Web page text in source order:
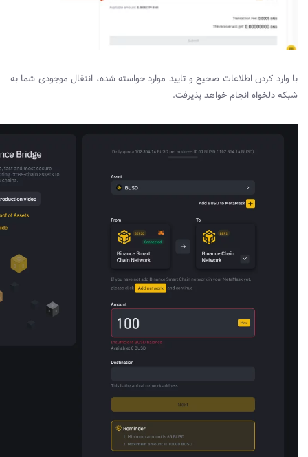
با وارد کردن اطلاعات صحیح و تایید موارد خواسته شده، انتقال موجودی شما به
شبکه دلخواه انجام خواهد پذیرفت.